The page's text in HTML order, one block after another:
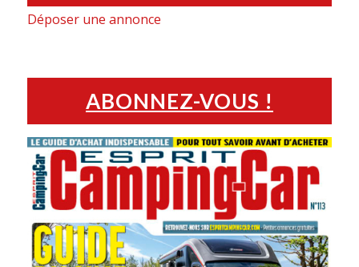
Déposer une annonce
ABONNEZ-VOUS !